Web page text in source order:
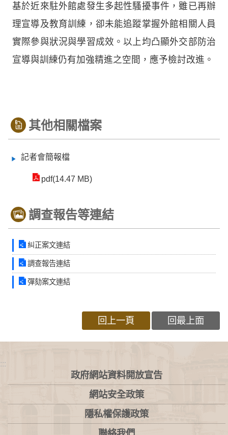
基於近來駐外館處發生多起性騷擾事件，雖已再辦
理宣導及教育訓練，卻未能追蹤掌握外館相關人員
實際參與狀況與學習成效。以上均凸顯外交部防治
宣導與訓練仍有加強精進之空間，應予檢討改進。
其他相關檔案
記者會簡報檔
pdf(14.47 MB)
調查報告等連結
糾正案文連結
調查報告連結
彈劾案文連結
回上一頁 回最上面
:::
政府網站資料開放宣告
網站安全政策
隱私權保護政策